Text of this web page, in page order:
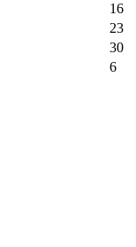
16
23
30
6